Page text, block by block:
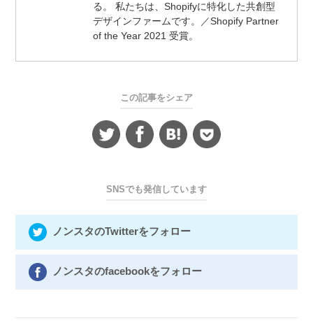
る。 私たちは、Shopifyに特化した共創型
デザインファームです。／Shopify Partner
of the Year 2021 受賞。
この記事をシェア
SNSでも発信しています
ノンスタのTwitterをフォロー
ノンスタのfacebookをフォロー